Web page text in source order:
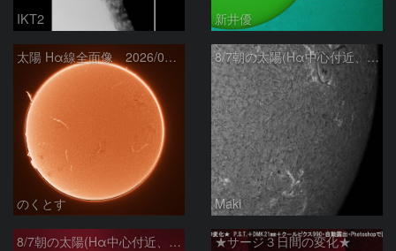
IKT2 新井優
太陽 Hα線全面像 2026/08/07
のくとす
8/7朝の太陽(Hα中心付近、4498、4502付近)
Maki
8/7朝の太陽(Hα中心付近、プロミネンス) ★サージ３日間の変化★